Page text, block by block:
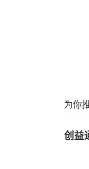
为你
创益